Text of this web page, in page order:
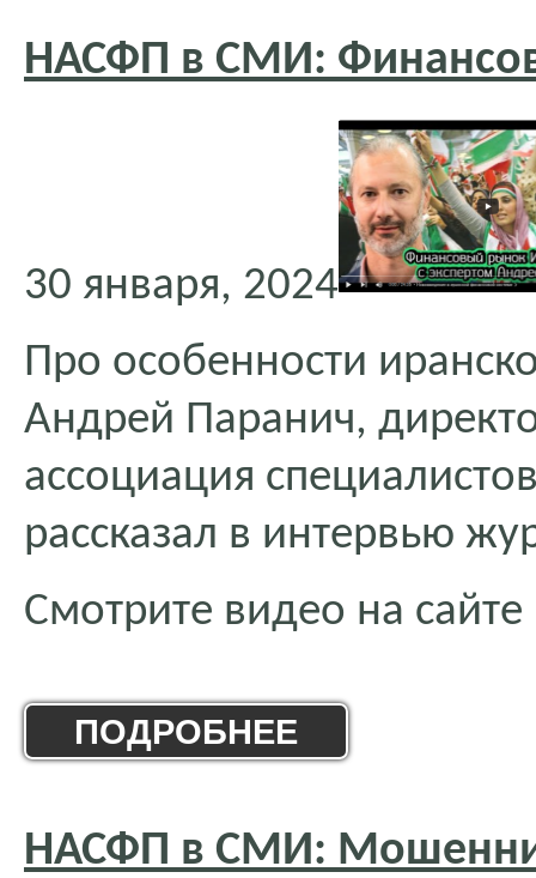
НАСФП в СМИ:
30 января, 2024
Про особенности
Андрей Паранич,
ассоциация
рассказал в интервью
Смотрите видео на
ПОДРОБНЕЕ
НАСФП в СМИ: